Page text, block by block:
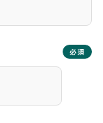
必須